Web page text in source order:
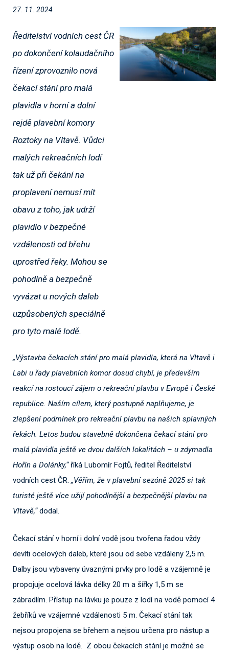
27. 11. 2024
Ředitelství vodních cest ČR
po dokončení kolaudačního
řízení zprovoznilo nová
čekací stání pro malá
plavidla v horní a dolní
rejdě plavební komory
Roztoky na Vltavě. Vůdci
malých rekreačních lodí
tak už při čekání na
proplavení nemusí mít
obavu z toho, jak udrží
plavidlo v bezpečné
vzdálenosti od břehu
uprostřed řeky. Mohou se
pohodlně a bezpečně
vyvázat u nových daleb
uzpůsobených speciálně
pro tyto malé lodě.
„Výstavba čekacích stání pro malá plavidla, která na Vltavě i
Labi u řady plavebních komor dosud chybí, je především
reakcí na rostoucí zájem o rekreační plavbu v Evropě i České
republice. Naším cílem, který postupně naplňujeme, je
zlepšení podmínek pro rekreační plavbu na našich splavných
řekách. Letos budou stavebně dokončena čekací stání pro
malá plavidla ještě ve dvou dalších lokalitách – u zdymadla
Hořín a Dolánky,“říká Lubomír Fojtů, ředitel Ředitelství
vodních cest ČR. „Věřím, že v plavební sezóně 2025 si tak
turisté ještě více užijí pohodlnější a bezpečnější plavbu na
Vltavě,“dodal.
Čekací stání v horní i dolní vodě jsou tvořena řadou vždy
devíti ocelových daleb, které jsou od sebe vzdáleny 2,5 m.
Dalby jsou vybaveny úvaznými prvky pro lodě a vzájemně je
propojuje ocelová lávka délky 20 m a šířky 1,5 m se
zábradlím. Přístup na lávku je pouze z lodí na vodě pomocí 4
žebříků ve vzájemné vzdálenosti 5 m. Čekací stání tak
nejsou propojena se břehem a nejsou určena pro nástup a
výstup osob na lodě. Z obou čekacích stání je možné se